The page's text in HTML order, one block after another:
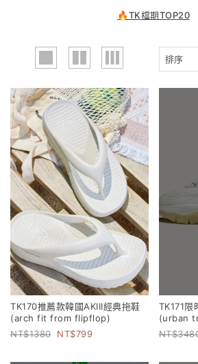
🔥TK檔期TOP20
TK170推薦款韓國AKIII經典拖鞋
(arch fit from flipflop)
1380
799
TK171限
(urban